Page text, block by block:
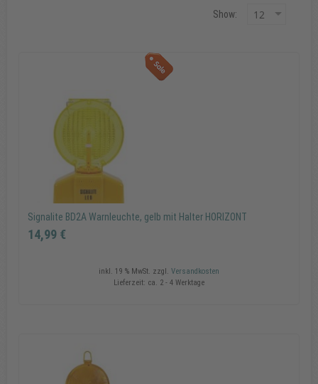
Show:
Signalite BD2A Warnleuchte, gelb mit Halter HORIZONT
14,99 €
Signalite BD2A Warnleuchte, gelb mit Halter HORIZONT
14,99 €
inkl. 19 % MwSt. zzgl. Versandkosten
Lieferzeit: ca. 2 - 4 Werktage